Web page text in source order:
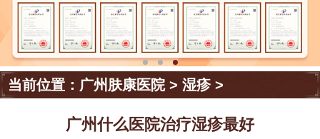
当前位置： 广州肤康医院>湿疹>
广州什么医院治疗湿疹最好